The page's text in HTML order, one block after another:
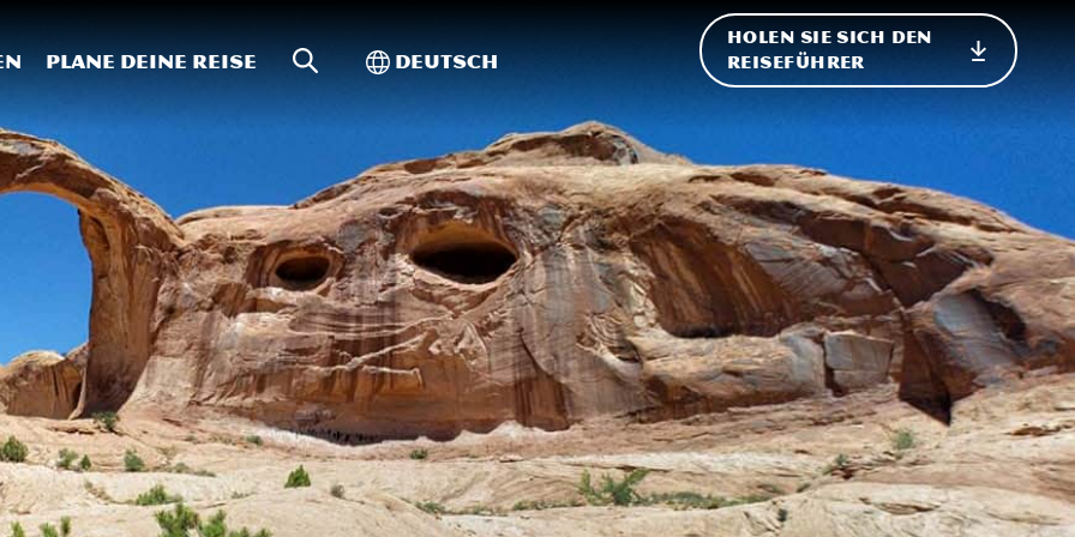
Plane deine Reise Website-Suche
Toggle International
Deutsch
HOLEN SIE SICH DEN
REISEFÜHRER